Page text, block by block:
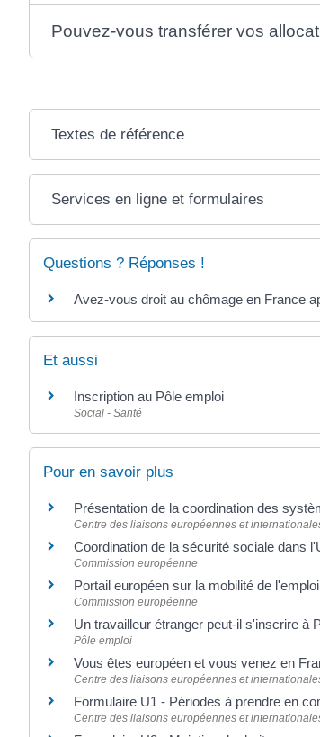
Pouvez-vous transférer vos
Textes de référence
Services en ligne et formulaires
Questions ? Réponses !
Avez-vous droit au chômage en France
Et aussi
Inscription au Pôle emploi
Social - Santé
Pour en savoir plus
Présentation de la coordination des
Centre des liaisons européennes et
Coordination de la sécurité sociale dans
Commission européenne
Portail européen sur la mobilité de
Commission européenne
Un travailleur étranger peut-il s'inscrire à
Pôle emploi
Vous êtes européen et vous venez en
Centre des liaisons européennes et
Formulaire U1 - Périodes à prendre en
Centre des liaisons européennes et